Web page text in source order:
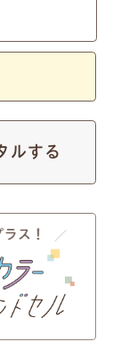
ルする
インが変
くなりま
かじめご了